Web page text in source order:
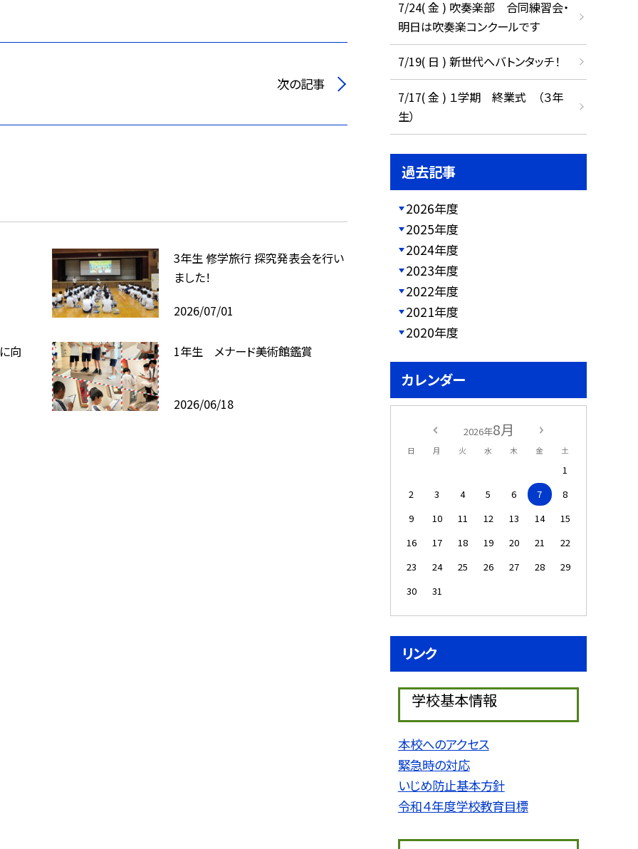
次の記事
3年生 修学旅行 探究発表会を行い
ました！
2026/07/01
向 1年生 メナード美術館鑑賞
2026/06/18
7/24( 金 ) 吹奏楽部 合同練習会・
明日は吹奏楽コンクールです
7/19( 日 ) 新世代へバトンタッチ！
7/17( 金 ) １学期 終業式 （３年
生）
過去記事
2026年度
2025年度
2024年度
2023年度
2022年度
2021年度
2020年度
カレンダー
2026年8月
日 月 火 水 木 金 土
1
2
3 4 5 6 7
8
9
10 11 12 13 14
15
16
17 18 19 20 21
22
23
24 25 26 27 28
29
30
31
リンク
学校基本情報
本校へのアクセス
緊急時の対応
いじめ防止基本方針
令和４年度学校教育目標